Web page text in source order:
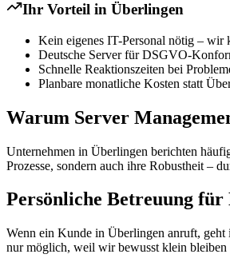
Ihr Vorteil in Überlingen
Kein eigenes IT-Personal nötig – wir
Deutsche Server für DSGVO-
Schnelle Reaktionszeiten bei
Planbare monatliche Kosten statt
Warum Server
Unternehmen in Überlingen berichten
Prozesse, sondern auch ihre Robustheit –
Persönliche Betreuung
Wenn ein Kunde in Überlingen anruft,
nur möglich, weil wir bewusst klein bleiben